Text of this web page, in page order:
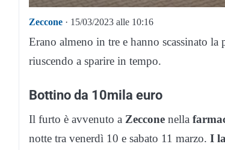
Zeccone · 15/03/2023 alle 10:16
Erano almeno in tre e hanno scassinato la
riuscendo a sparire in tempo.
Bottino da 10mila euro
Il furto è avvenuto a Zeccone nella
notte tra venerdì 10 e sabato 11 marzo. I